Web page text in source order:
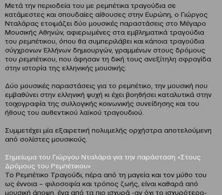
Μετά την περιοδεία του με ρεμπέτικα τραγούδια σε
κατάμεστες και σπουδαίες αίθουσες στην Ευρώπη, ο Γιώργος
Νταλάρας ετοιμάζει δύο μουσικές παραστάσεις στο Μέγαρο
Μουσικής Αθηνών, αφιερωμένες στα εμβληματικά τραγούδια
του ρεμπέτικου, όπου θα συμπεριλάβει και κάποια τραγούδια
σύγχρονων Ελλήνων δημιουργών, γραμμένων στους δρόμους
του ρεμπέτικου, που άφησαν τη δική τους ανεξίτηλη σφραγίδα
στην ιστορία της ελληνικής μουσικής.
Δύο μουσικές παραστάσεις για το ρεμπέτικο, την μουσική που
εμβαθύνει στην ελληνική ψυχή κι έχει βοηθήσει καταλυτικά στην
τοιχογραφία της συλλογικής κοινωνικής συνείδησης και του
ήθους του αυθεντικού λαϊκού τραγουδιού.
Συμμετέχει μία εξαιρετική πολυμελής ορχήστρα αποτελούμενη
από σολίστες μουσικούς.
Σημείωμα του Γιώργου Νταλάρα για την παράσταση «Στους
Δρόμους του Ρεμπέτικου»
Το Ρεμπέτικο Τραγούδι, πέρα από τη μαγεία και τον μύθο του
ως έννοια – φιλοσοφία και τρόπος ζωής, είναι καθαρά από
μουσική άποψη, ένα από τα πιο ισχυρά -αν όχι το ισχυρότερο-